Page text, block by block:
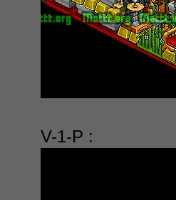
V-1-P :